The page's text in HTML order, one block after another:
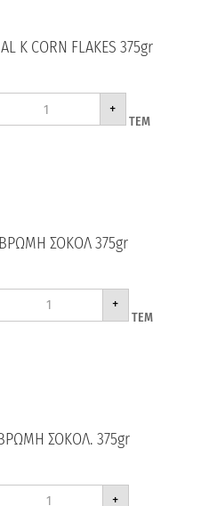
Κ CORN FLAKES 375gr
+
ΤΕΜ
ΒΡΩΜΗ ΣΟΚΟΛ 375gr
+
ΤΕΜ
ΣΟΚΟΛ. 375gr
+